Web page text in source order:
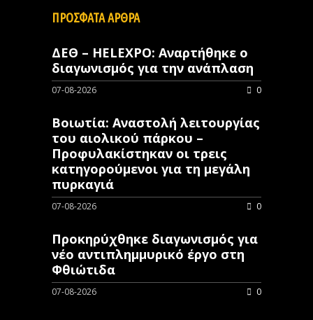
ΠΡΟΣΦΑΤΑ ΑΡΘΡΑ
ΔΕΘ – HELEXPO: Αναρτήθηκε ο
διαγωνισμός για την ανάπλαση
07-08-2026 0
Βοιωτία: Αναστολή λειτουργίας
του αιολικού πάρκου –
Προφυλακίστηκαν οι τρεις
κατηγορούμενοι για τη μεγάλη
πυρκαγιά
07-08-2026 0
Προκηρύχθηκε διαγωνισμός για
νέo αντιπλημμυρικό έργο στη
Φθιώτιδα
07-08-2026 0